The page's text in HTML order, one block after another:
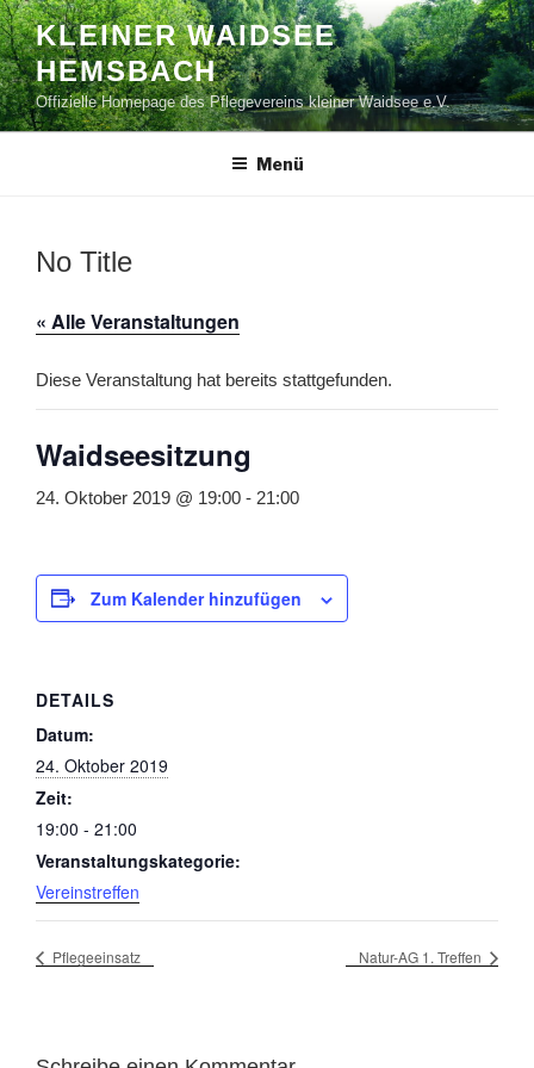
Zum
Inhalt
springen
KLEINER WAIDSEE
HEMSBACH
Offizielle Homepage des Pflegevereins kleiner Waidsee e.V.
Menü
No Title
« Alle Veranstaltungen
Diese Veranstaltung hat bereits stattgefunden.
Waidseesitzung
24. Oktober 2019 @ 19:00 - 21:00
Zum Kalender hinzufügen
DETAILS
Datum:
24. Oktober 2019
Zeit:
19:00 - 21:00
Veranstaltungskategorie:
Vereinstreffen
Pflegeeinsatz Natur-AG 1. Treffen